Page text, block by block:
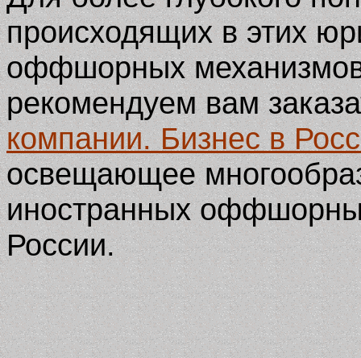
происходящих в этих
оффшорных
рекомендуем вам
компании. Бизнес в
освещающее
иностранных
России.